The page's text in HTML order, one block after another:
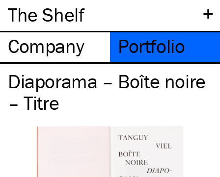
+
The Shelf
Company
Portfolio
Diaporama – Boîte noire
– Titre